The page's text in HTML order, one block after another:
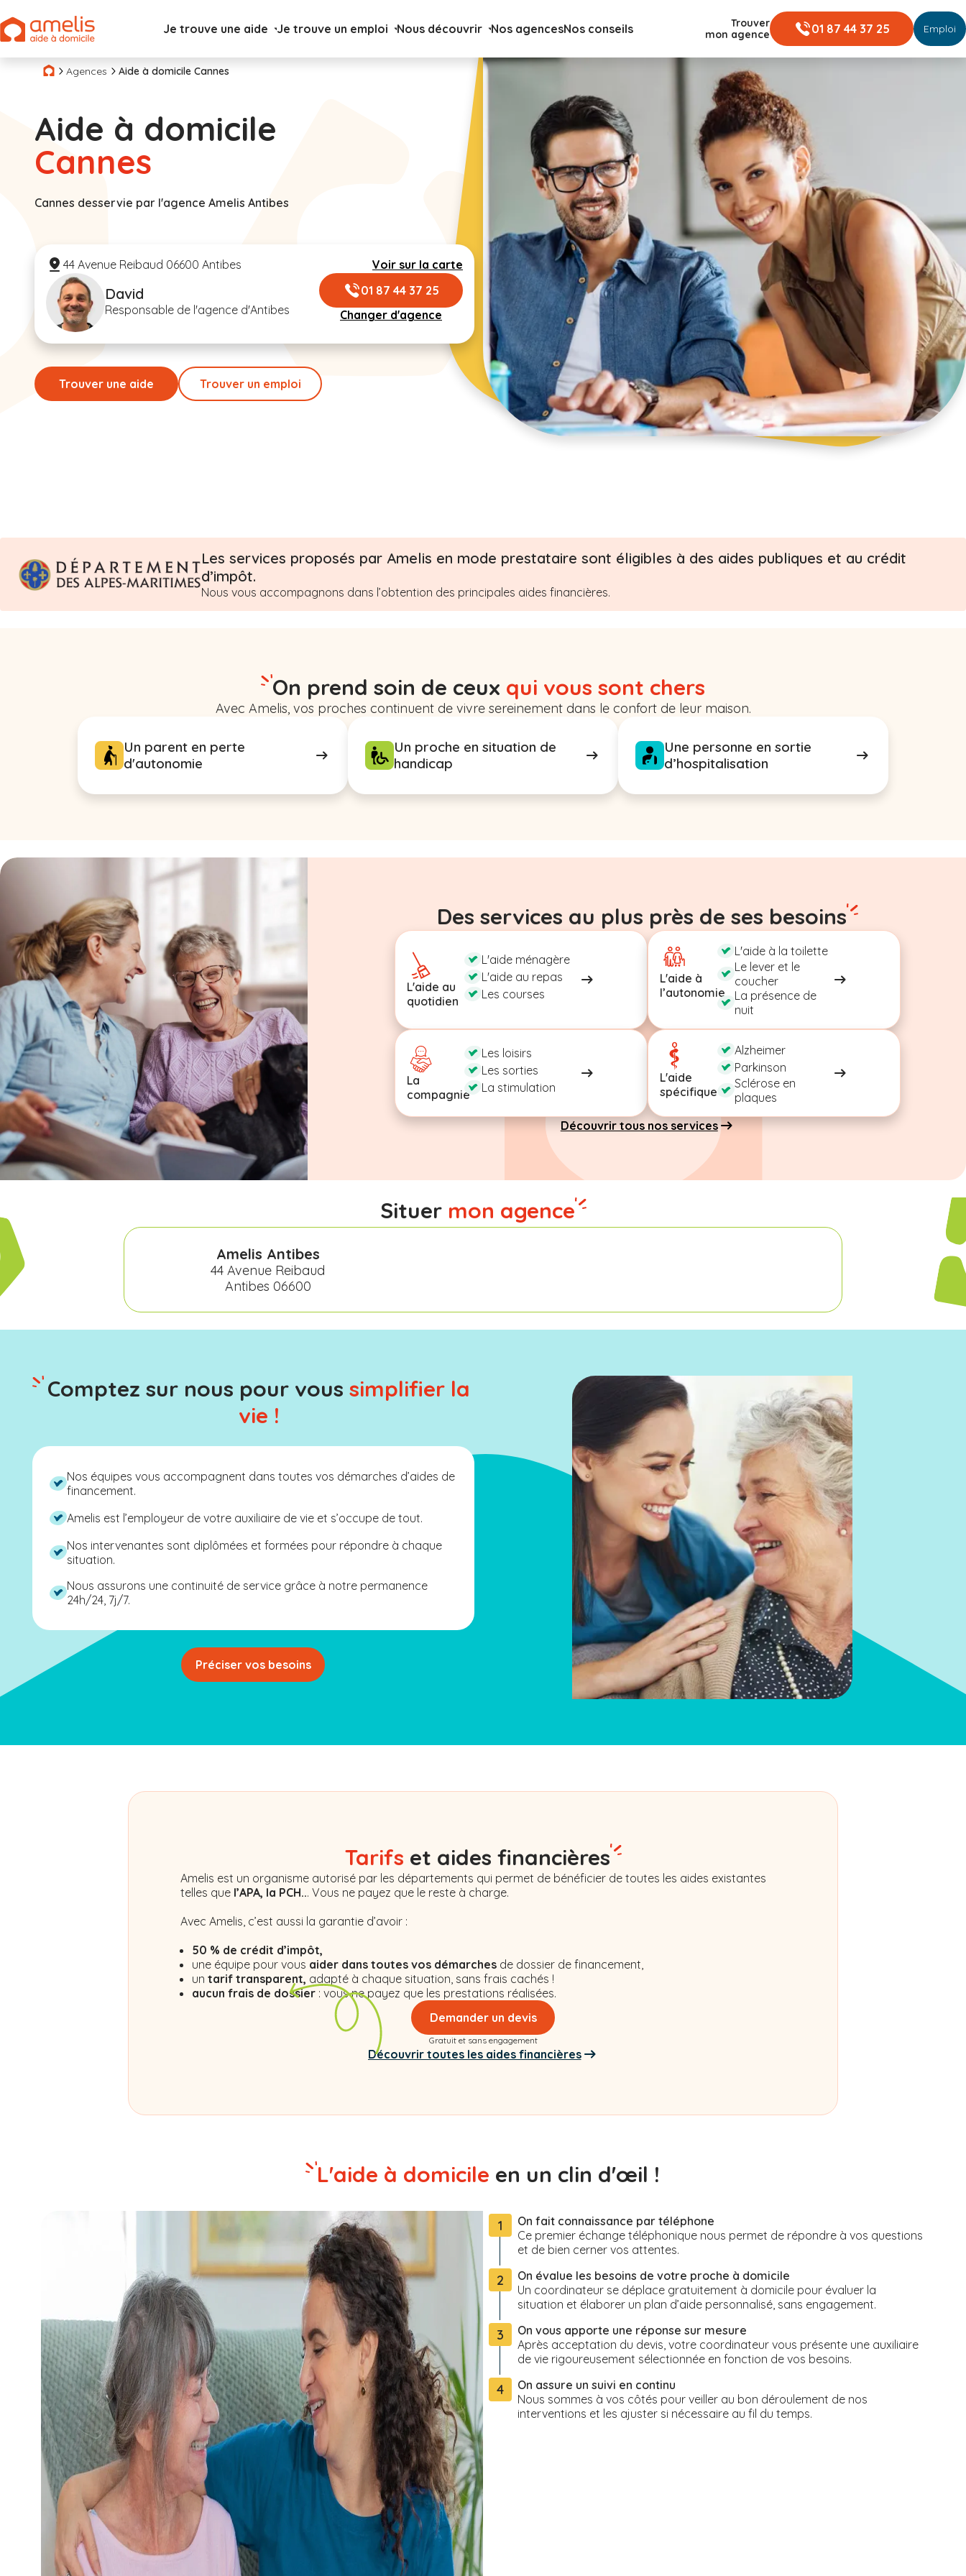
Je trouve une aide Je trouve un emploi Nous découvrir Nos agencesNos conseils
Trouver
mon agence
01 87 44 37 25 Emploi
Agences Aide à domicile Cannes
Aide à domicile
Cannes
Cannes desservie par l'agence Amelis Antibes
44 Avenue Reibaud 06600 Antibes Voir sur la carte
David
Responsable de l'agence d'Antibes
01 87 44 37 25
Changer d'agence
Trouver une aide Trouver un emploi
Les services proposés par Amelis en mode prestataire sont éligibles à des aides publiques et au crédit
d’impôt.
Nous vous accompagnons dans l’obtention des principales aides financières.
On prend soin de ceux qui vous sont chers
Avec Amelis, vos proches continuent de vivre sereinement dans le confort de leur maison.
Un parent en perte
d'autonomie
Un proche en situation de
handicap
Une personne en sortie
d’hospitalisation
Des services au plus près de ses besoins
L'aide au
quotidien
L'aide ménagère
L'aide au repas
Les courses
L'aide à
l’autonomie
L'aide à la toilette
Le lever et le
coucher
La présence de
nuit
La
compagnie
Les loisirs
Les sorties
La stimulation
L'aide
spécifique
Alzheimer
Parkinson
Sclérose en
plaques
Découvrir tous nos services
Situer mon agence
Amelis Antibes
44 Avenue Reibaud
Antibes 06600
Comptez sur nous pour voussimplifier la
vie !
Nos équipes vous accompagnent dans toutes vos démarches d’aides de
financement.
Amelis est l’employeur de votre auxiliaire de vie et s’occupe de tout.
Nos intervenantes sont diplômées et formées pour répondre à chaque
situation.
Nous assurons une continuité de service grâce à notre permanence
24h/24, 7j/7.
Préciser vos besoins
Tarifs et aides financières
Amelis est un organisme autorisé par les départements qui permet de bénéficier de toutes les aides existantes
telles que l’APA, la PCH... Vous ne payez que le reste à charge.
Avec Amelis, c’est aussi la garantie d’avoir :
50 % de crédit d’impôt,
une équipe pour vous aider dans toutes vos démarches de dossier de financement,
un tarif transparent, adapté à chaque situation, sans frais cachés !
aucun frais de dossier : vous ne payez que les prestations réalisées.
Demander un devis
Gratuit et sans engagement
Découvrir toutes les aides financières
L'aide à domicile en un clin d'œil !
1
On fait connaissance par téléphone
Ce premier échange téléphonique nous permet de répondre à vos questions
et de bien cerner vos attentes.
2
On évalue les besoins de votre proche à domicile
Un coordinateur se déplace gratuitement à domicile pour évaluer la
situation et élaborer un plan d’aide personnalisé, sans engagement.
3
On vous apporte une réponse sur mesure
Après acceptation du devis, votre coordinateur vous présente une auxiliaire
de vie rigoureusement sélectionnée en fonction de vos besoins.
4
On assure un suivi en continu
Nous sommes à vos côtés pour veiller au bon déroulement de nos
interventions et les ajuster si nécessaire au fil du temps.